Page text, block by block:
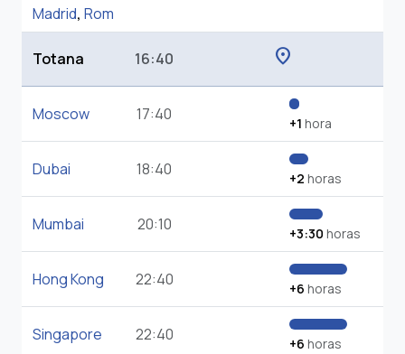
Madrid, Rom
Totana 16:40 location_on
Moscow 17:40 +1 hora
Dubai 18:40 +2 horas
Mumbai 20:10 +3:30 horas
Hong Kong 22:40 +6 horas
Singapore 22:40 +6 horas